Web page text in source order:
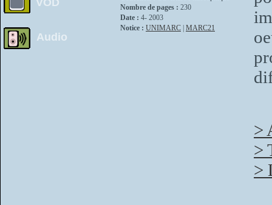
Audio
Nombre de pages : 230
Date : 4- 2003
Notice : UNIMARC MARC21
>
>
>